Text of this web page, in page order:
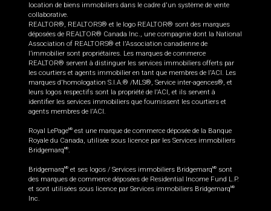
location de biens immobiliers dans le cadre d'un système de vente
collaborative.
REALTOR®, REALTORS® et le logo REALTOR® sont des marques
déposées de REALTOR® Canada Inc., une compagnie dont la National
Association of REALTORS® et l'Association canadienne de
l’immobilier sont propriétaires. Les marques de commerce
REALTOR® servent à distinguer les services immobiliers offerts par
les courtiers et agents immobilier en tant que membres de l'ACI. Les
marques d'homologation S.I.A.® /MLS®, Service inter-agences®, et
leurs logos respectifs sont la propriété de l'ACI, et ils servent à
identifier les services immobiliers que fournissent les courtiers et
agents membres de l'ACI.
Royal LePageMD est une marque de commerce déposée de la Banque
Royale du Canada, utilisée sous licence par les Services immobiliers
BridgemarqMD.
BridgemarqMD et ses logos / Services immobiliers BridgemarqMD
sont
des marques de commerce déposées de Residential Income Fund L.P.
et sont utilisées sous licence par Services immobiliers BridgemarqMD
Inc.